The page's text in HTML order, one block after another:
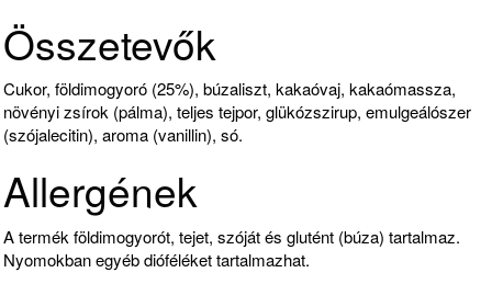
Összetevők
Cukor, földimogyoró (25%), búzaliszt, kakaóvaj, kakaómassza,
növényi zsírok (pálma), teljes tejpor, glükózszirup, emulgeálószer
(szójalecitin), aroma (vanillin), só.
Allergének
A termék földimogyorót, tejet, szóját és glutént (búza) tartalmaz.
Nyomokban egyéb dióféléket tartalmazhat.